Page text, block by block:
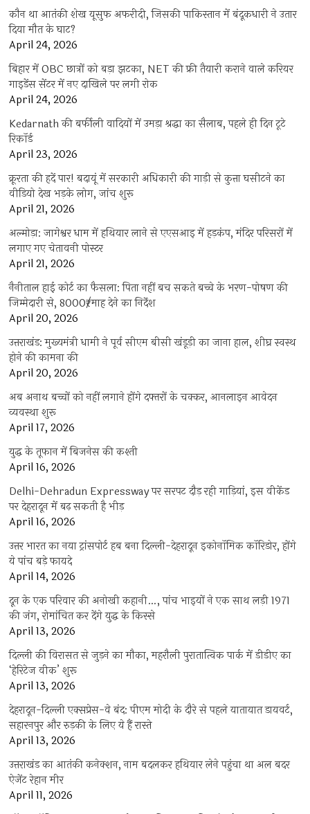
कौन था आतंकी शेख यूसुफ अफरीदी, जिसकी पाकिस्तान में बंदूकधारी ने उतार
दिया मौत के घाट?
April 24, 2026
बिहार में OBC छात्रों को बड़ा झटका, NET की फ्री तैयारी कराने वाले करियर
गाइडेंस सेंटर में नए दाखिले पर लगी रोक
April 24, 2026
Kedarnath की बर्फीली वादियों में उमड़ा श्रद्धा का सैलाब, पहले ही दिन टूटे
रिकॉर्ड
April 23, 2026
क्रूरता की हदें पार! बदायूं में सरकारी अधिकारी की गाड़ी से कुत्ता घसीटने का
वीडियो देख भड़के लोग, जांच शुरू
April 21, 2026
अल्मोड़ा: जागेश्वर धाम में हथियार लाने से एएसआइ में हड़कंप, मंदिर परिसरों में
लगाए गए चेतावनी पोस्टर
April 21, 2026
नैनीताल हाई कोर्ट का फैसला: पिता नहीं बच सकते बच्चे के भरण-पोषण की
जिम्मेदारी से, 8000₹/माह देने का निर्देश
April 20, 2026
उत्तराखंड: मुख्यमंत्री धामी ने पूर्व सीएम बीसी खंडूड़ी का जाना हाल, शीघ्र स्वस्थ
होने की कामना की
April 20, 2026
अब अनाथ बच्चों को नहीं लगाने होंगे दफ्तरों के चक्कर, आनलाइन आवेदन
व्यवस्था शुरू
April 17, 2026
युद्ध के तूफान में बिजनेस की कश्ती
April 16, 2026
Delhi-Dehradun Expressway पर सरपट दौड़ रही गाड़ियां, इस वीकेंड
पर देहरादून में बढ़ सकती है भीड़
April 16, 2026
उत्तर भारत का नया ट्रांसपोर्ट हब बना दिल्ली-देहरादून इकोनॉमिक कॉरिडोर, होंगे
ये पांच बड़े फायदे
April 14, 2026
दून के एक परिवार की अनोखी कहानी…, पांच भाइयों ने एक साथ लड़ी 1971
की जंग, रोमांचित कर देंगे युद्ध के किस्से
April 13, 2026
दिल्ली की विरासत से जुड़ने का मौका, महरौली पुरातात्विक पार्क में डीडीए का
‘हेरिटेज वीक’ शुरू
April 13, 2026
देहरादून-दिल्ली एक्सप्रेस-वे बंद: पीएम मोदी के दौरे से पहले यातायात डायवर्ट,
सहारनपुर और रुड़की के लिए ये हैं रास्ते
April 13, 2026
उत्तराखंड का आतंकी कनेक्शन, नाम बदलकर हथियार लेने पहुंचा था अल बदर
ऐजेंट रेहान मीर
April 11, 2026